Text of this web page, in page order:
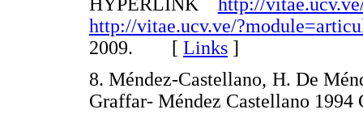
http://vitae.ucv.ve/
2009. [ Links ]
8. Méndez-Castellano, H. De
Graffar- Méndez Castellano